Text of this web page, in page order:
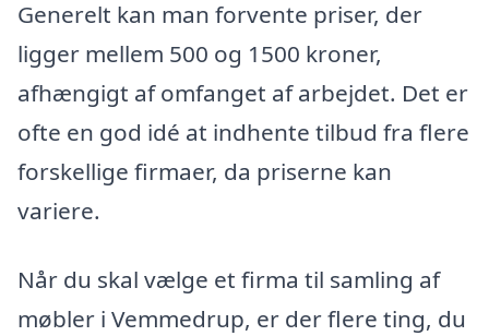
Generelt kan man forvente priser, der
ligger mellem 500 og 1500 kroner,
afhængigt af omfanget af arbejdet. Det er
ofte en god idé at indhente tilbud fra flere
forskellige firmaer, da priserne kan
variere.
Når du skal vælge et firma til samling af
møbler i Vemmedrup, er der flere ting, du